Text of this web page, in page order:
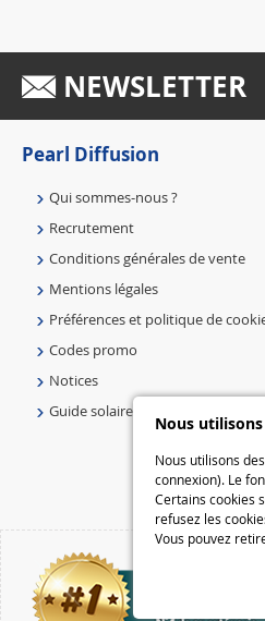
Nous
Nous utilisons
connexion). Le
Certains cookies
refusez les
Vous pouvez
NEWSLETTER
Pearl Diffusion
Qui sommes-nous ?
Recrutement
Conditions générales de vente
Mentions légales
Préférences et politique de
Codes promo
Notices
Guide solaire